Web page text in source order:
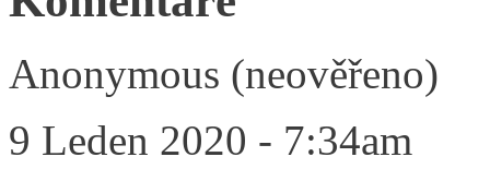
Anonymous (neověřeno)
9 Leden 2020 - 7:34am